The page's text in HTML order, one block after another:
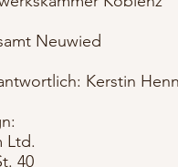
Neuwied
Kerstin
Ltd.
40